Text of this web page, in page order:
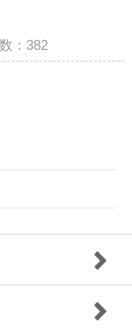
：382